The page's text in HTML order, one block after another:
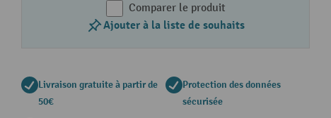
Comparer le produit
Ajouter à la liste de souhaits
Livraison gratuite à partir de
50€
Protection des données
sécurisée